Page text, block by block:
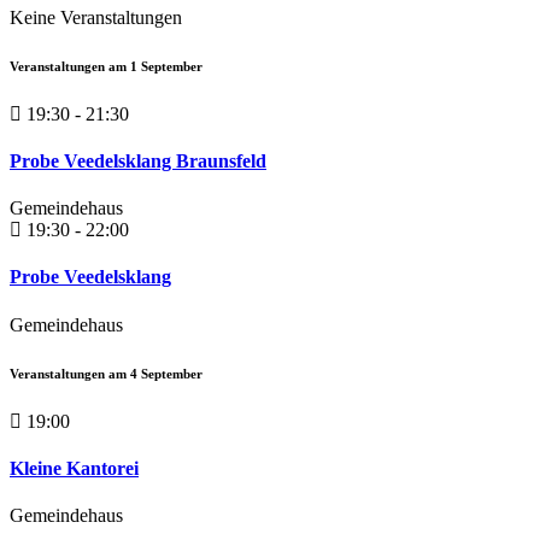
Keine Veranstaltungen
Veranstaltungen am 1 September
19:30 - 21:30
Probe Veedelsklang Braunsfeld
Gemeindehaus
19:30 - 22:00
Probe Veedelsklang
Gemeindehaus
Veranstaltungen am 4 September
19:00
Kleine Kantorei
Gemeindehaus